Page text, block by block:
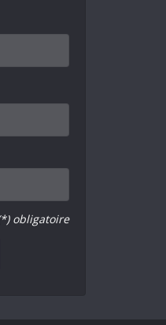
obligatoire